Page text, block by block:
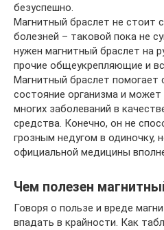
безуспешно.
Магнитный браслет не стоит
болезней – таковой пока не
нужен магнитный браслет на
прочие общеукрепляющие и
Магнитный браслет помогает
состояние организма и может
многих заболеваний в
средства. Конечно, он не
грозным недугом в одиночку,
официальной медицины
Чем полезен
Говоря о пользе и вреде
впадать в крайности. Как